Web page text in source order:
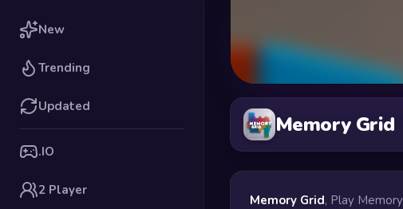
New
Trending
Updated
.IO
2 Player
Memory Grid
Memory Grid, Play